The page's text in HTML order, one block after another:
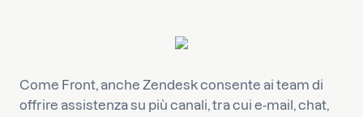
Come Front, anche Zendesk consente ai team di
offrire assistenza su più canali, tra cui e-mail, chat,